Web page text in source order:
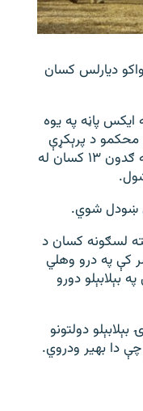
دیارلس کسان
ایکس پاڼه په یوه
محکمو د پرېکړې
په اساس د کب په نهمه د پنځو ښځو په ګدون ۱۳ کسان له
ښودل شوي.
لسګونه کسان د
کې په درو وهلي
دورو
دولتونو
دا بهیر ودروي.